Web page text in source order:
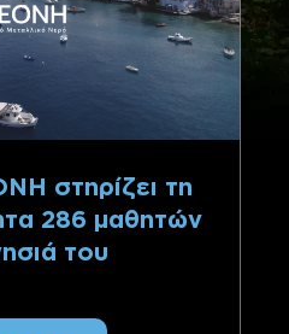
στηρίζει τη
286 μαθητών
του